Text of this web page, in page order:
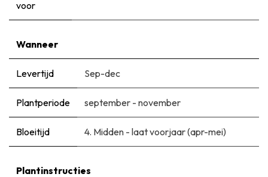
voor
Wanneer
Levertijd Sep-dec
Plantperiode september - november
Bloeitijd ​4. Midden - laat voorjaar (apr-mei)
Plantinstructies